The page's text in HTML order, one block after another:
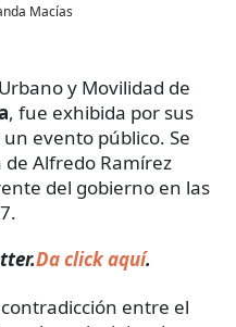
Macías
y Movilidad de
, fue exhibida por sus
evento público. Se
Alfredo Ramírez
del gobierno en las
Da click aquí.
entre el